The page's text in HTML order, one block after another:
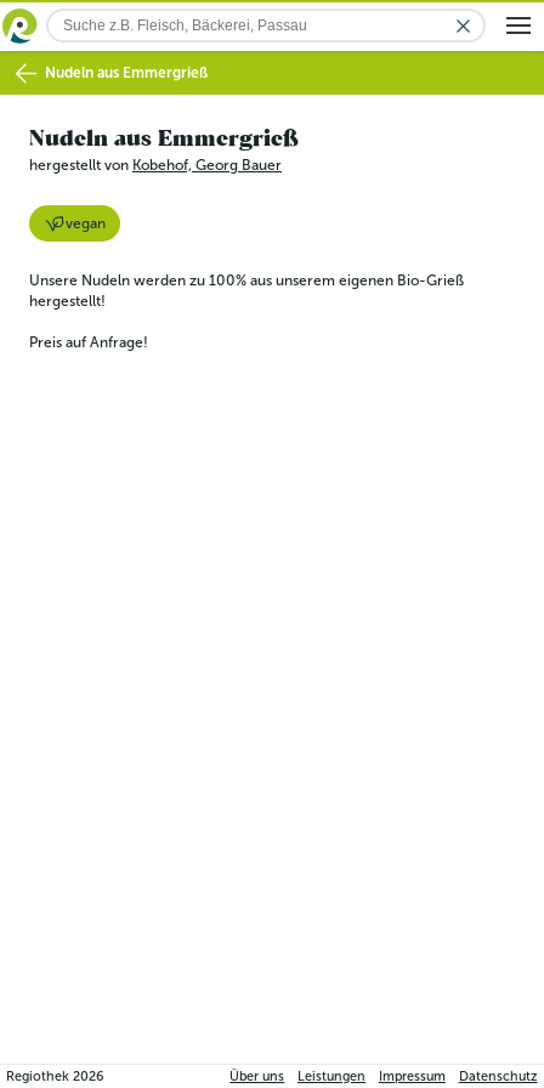
Nudeln aus Emmergrieß
Nudeln aus Emmergrieß
hergestellt von Kobehof, Georg Bauer
vegan
Unsere Nudeln werden zu 100% aus unserem eigenen Bio-Grieß
hergestellt!
Preis auf Anfrage!
Regiothek2026 Über uns Leistungen Impressum Datenschutz